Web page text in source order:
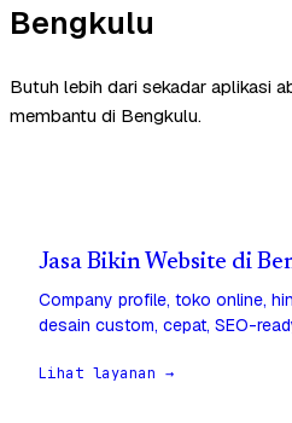
Bengkulu
Butuh lebih dari sekadar aplikasi
membantu di Bengkulu.
Jasa Bikin Website di
Company profile, toko online,
desain custom, cepat, SEO-
Lihat layanan →